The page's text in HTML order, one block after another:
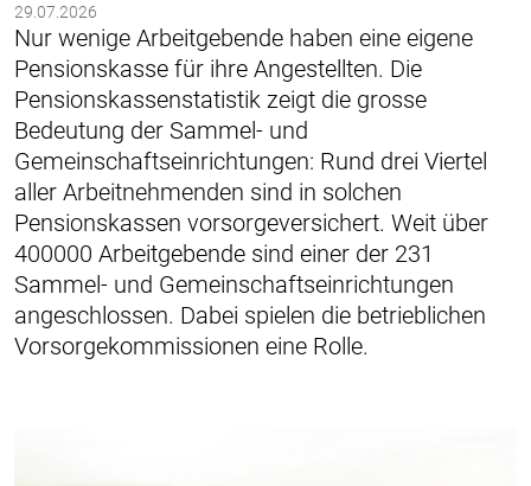
29.07.2026
Nur wenige Arbeitgebende haben eine eigene
Pensionskasse für ihre Angestellten. Die
Pensionskassenstatistik zeigt die grosse
Bedeutung der Sammel- und
Gemeinschaftseinrichtungen: Rund drei Viertel
aller Arbeitnehmenden sind in solchen
Pensionskassen vorsorgeversichert. Weit über
400000 Arbeitgebende sind einer der 231
Sammel- und Gemeinschaftseinrichtungen
angeschlossen. Dabei spielen die betrieblichen
Vorsorgekommissionen eine Rolle.